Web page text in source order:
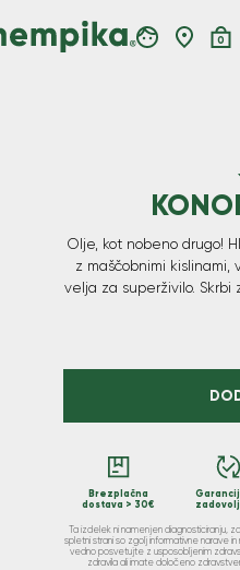
0
Olje, kot nobeno drugo!
z maščobnimi
velja za superživilo.
Brezplačna
dostava > 30€
Ta izdelek ni namenjen diagnosticiranju,
spletni strani so zgolj informativne narave
vedno posvetujte z usposobljenim
zdravila ali imate določeno